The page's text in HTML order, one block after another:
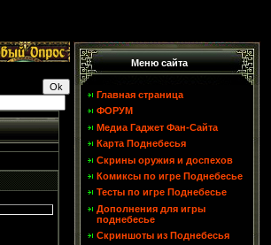
Меню сайта
Главная страница
ФОРУМ
Медиа Гаджет Фан-Сайта
Карта Поднебесья
Скрины оружия и доспехов
Комиксы по игре Поднебесье
Тесты по игре Поднебесье
Дополнения для игры
поднебесье
Скриншоты из Поднебесья